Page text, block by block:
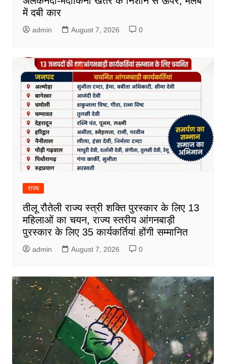
में दबी कार
admin August 7, 2026 0
राज्य
तीलू रौतेली राज्य स्त्री शक्ति पुरस्कार के लिए 13
महिलाओं का चयन, राज्य स्तरीय आंगनबाड़ी
पुरस्कार के लिए 35 कार्यकर्तियां होंगी सम्मानित
admin August 7, 2026 0